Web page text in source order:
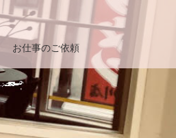
お仕事のご依頼